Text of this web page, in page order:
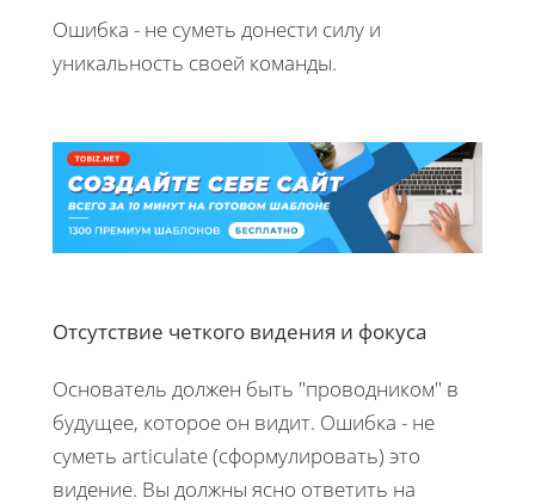
Ошибка - не суметь донести силу и
уникальность своей команды.
Отсутствие четкого видения и фокуса
Основатель должен быть "проводником" в
будущее, которое он видит. Ошибка - не
суметь articulate (сформулировать) это
видение. Вы должны ясно ответить на